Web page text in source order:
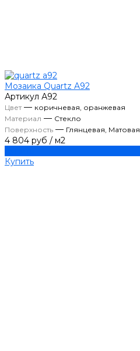
Мозаика Quartz A92
Артикул А92
Цвет— коричневая, оранжевая
Материал — Стекло
Поверхность — Глянцевая, Матовая
4 804 руб / м2
Купить